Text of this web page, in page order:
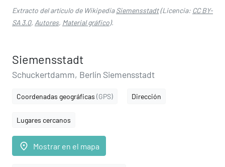
Extracto del artículo de WikipediaSiemensstadt(Licencia: CC BY-
SA 3.0, Autores, Material gráfico).
Siemensstadt
Schuckertdamm, Berlín Siemensstadt
Coordenadas geográficas (GPS) Dirección
Lugares cercanos
place Mostrar en el mapa